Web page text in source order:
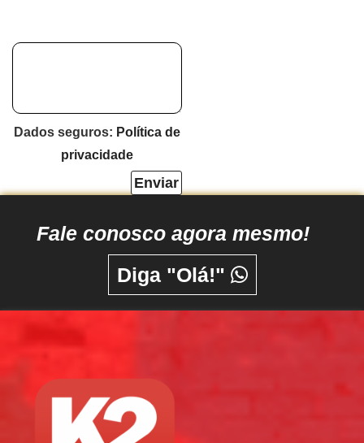
Dados seguros: Política de
privacidade
Fale conosco agora mesmo!
Diga "Olá!"